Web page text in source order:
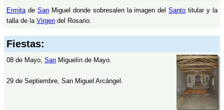
Ermitade SanMiguel donde sobresalen la imagen delSanto titular y la
talla de la Virgen del Rosario.
Fiestas:
08 de Mayo, San Miguelín de Mayo.
29 de Septiembre, San Miguel Arcángel.